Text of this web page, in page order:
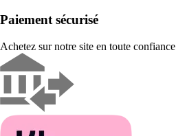
Paiement sécurisé
Achetez sur notre site en toute confiance